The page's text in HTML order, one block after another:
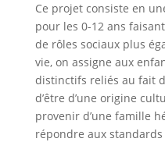
Ce projet consiste en
pour les 0-12 ans
de rôles sociaux plus
vie, on assigne aux
distinctifs reliés au fait
d’être d’une origine
provenir d’une famille
répondre aux